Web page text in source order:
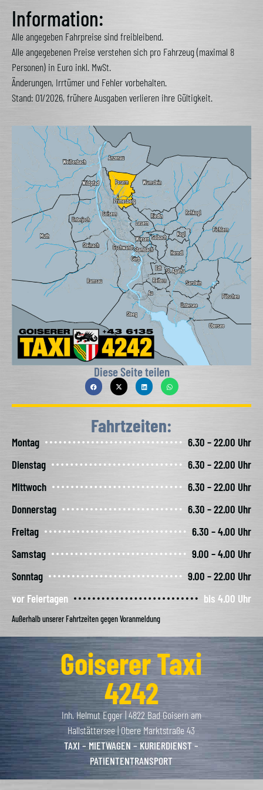
Diese Seite teilen
Fahrtzeiten:
Montag
6.30 – 22.00 Uhr
Dienstag
6.30 – 22.00 Uhr
Mittwoch
6.30 – 22.00 Uhr
Donnerstag
6.30 – 22.00 Uhr
Freitag
6.30 – 4.00 Uhr
Samstag
9.00 – 4.00 Uhr
Sonntag
9.00 – 22.00 Uhr
vor Feiertagen
bis 4.00 Uhr
Außerhalb unserer Fahrtzeiten gegen Voranmeldung
Alternative:
Information:
Alle angegeben Fahrpreise sind freibleibend.
Alle angegebenen Preise verstehen sich pro Fahrzeug (maximal 8
Personen) in Euro inkl. MwSt.
Änderungen, Irrtümer und Fehler vorbehalten.
Stand: 01/2026, frühere Ausgaben verlieren ihre Gültigkeit.
Goiserer Taxi
4242
Inh. Helmut Egger | 4822 Bad Goisern am
Hallstättersee | Obere Marktstraße 43
TAXI – MIETWAGEN – KURIERDIENST –
PATIENTENTRANSPORT